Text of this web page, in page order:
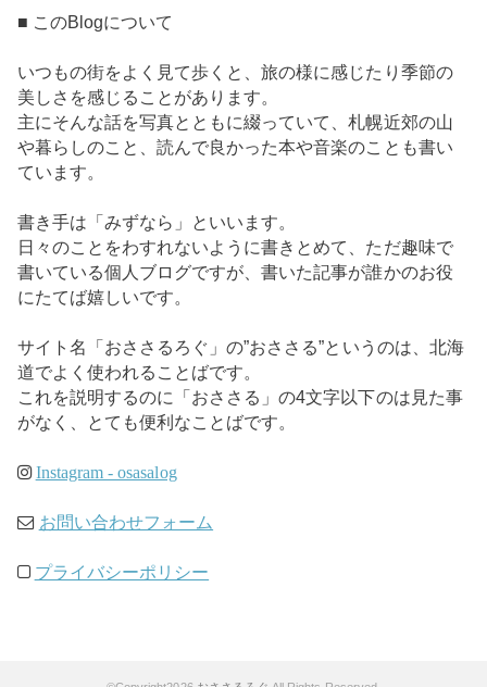
■ このBlogについて
いつもの街をよく見て歩くと、旅の様に感じたり季節の
美しさを感じることがあります。
主にそんな話を写真とともに綴っていて、札幌近郊の山
や暮らしのこと、読んで良かった本や音楽のことも書い
ています。
書き手は「みずなら」といいます。
日々のことをわすれないように書きとめて、ただ趣味で
書いている個人ブログですが、書いた記事が誰かのお役
にたてば嬉しいです。
サイト名「おささるろぐ」の”おささる”というのは、北海
道でよく使われることばです。
これを説明するのに「おささる」の4文字以下のは見た事
がなく、とても便利なことばです。
Instagram - osasalog
お問い合わせフォーム
プライバシーポリシー